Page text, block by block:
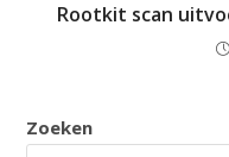
Rootkit scan
Zoeken